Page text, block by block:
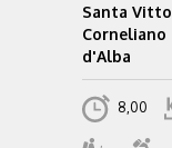
Santa
Corneliano
d'Alba
8,00